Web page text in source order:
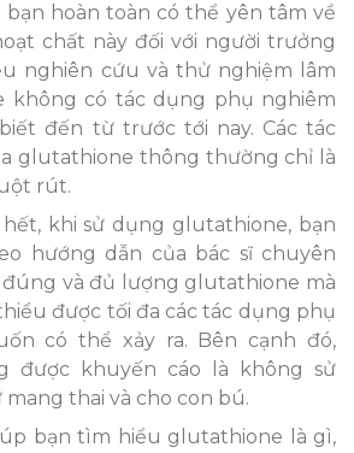
hoàn toàn có thể yên tâm về
chất này đối với người trưởng
nghiên cứu và thử nghiệm lâm
không có tác dụng phụ nghiêm
đến từ trước tới nay. Các tác
glutathione thông thường chỉ là
rút.
khi sử dụng glutathione, bạn
hướng dẫn của bác sĩ chuyên
đúng và đủ lượng glutathione mà
được tối đa các tác dụng phụ
có thể xảy ra. Bên cạnh đó,
được khuyến cáo là không sử
thai và cho con bú.
bạn tìm hiểu glutathione là gì,